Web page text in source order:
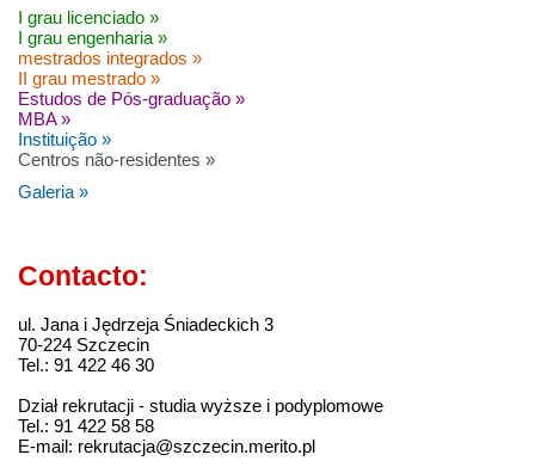
I grau licenciado »
I grau engenharia »
mestrados integrados »
II grau mestrado »
Estudos de Pós-graduação »
MBA »
Instituição »
Centros não-residentes »
Galeria »
Contacto:
ul. Jana i Jędrzeja Śniadeckich 3
70-224 Szczecin
Tel.: 91 422 46 30
Dział rekrutacji - studia wyższe i podyplomowe
Tel.: 91 422 58 58
E-mail: rekrutacja@szczecin.merito.pl